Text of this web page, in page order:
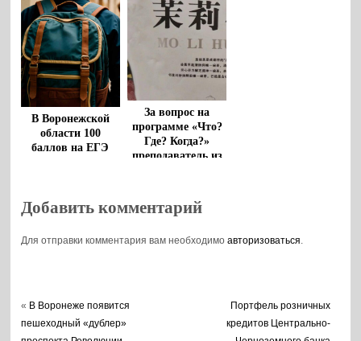
В Воронежской
области 100
баллов на ЕГЭ
За вопрос на
программе «Что?
Где? Когда?»
преподаватель из
рублей
Добавить комментарий
Для отправки комментария вам необходимоавторизоваться.
« В Воронеже появится
пешеходный «дублер»
Портфель розничных
кредитов Центрально-